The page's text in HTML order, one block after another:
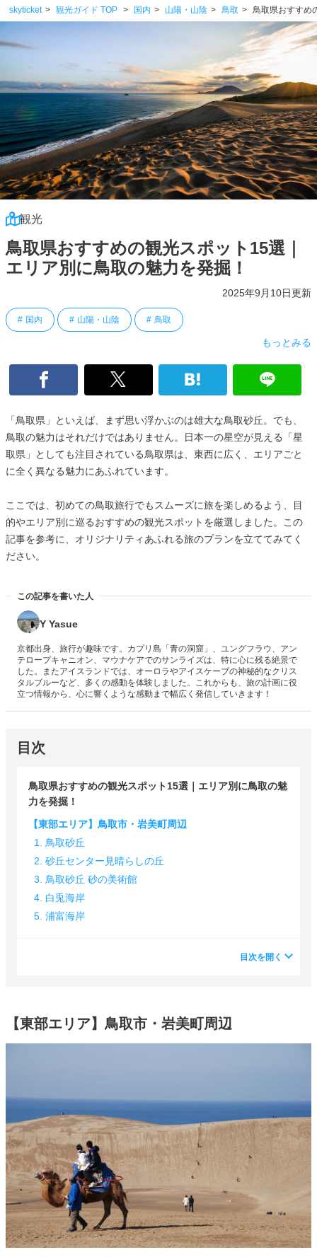
skyticket 観光ガイド TOP 国内 山陽・山陰 鳥取 鳥取県おすすめ
観光
鳥取県おすすめの観光スポット15選｜
エリア別に鳥取の魅力を発掘！
2025年9月10日更新
国内 山陽・山陰 鳥取
もっとみる
「鳥取県」といえば、まず思い浮かぶのは雄大な鳥取砂丘。でも、
鳥取の魅力はそれだけではありません。日本一の星空が見える「星
取県」としても注目されている鳥取県は、東西に広く、エリアごと
に全く異なる魅力にあふれています。
ここでは、初めての鳥取旅行でもスムーズに旅を楽しめるよう、目
的やエリア別に巡るおすすめの観光スポットを厳選しました。この
記事を参考に、オリジナリティあふれる旅のプランを立ててみてく
ださい。
この記事を書いた人
Y Yasue
京都出身、旅行が趣味です。カプリ島「青の洞窟」、ユングフラウ、アン
テロープキャニオン、マウナケアでのサンライズは、特に心に残る絶景で
した。またアイスランドでは、オーロラやアイスケーブの神秘的なクリス
タルブルーなど、多くの感動を体験しました。これからも、旅の計画に役
立つ情報から、心に響くような感動まで幅広く発信していきます！
目次
鳥取県おすすめの観光スポット15選｜エリア別に鳥取の魅
力を発掘！
【東部エリア】鳥取市・岩美町周辺
1. 鳥取砂丘
2. 砂丘センター見晴らしの丘
3. 鳥取砂丘 砂の美術館
4. 白兎海岸
5. 浦富海岸
目次を開く
【東部エリア】鳥取市・岩美町周辺